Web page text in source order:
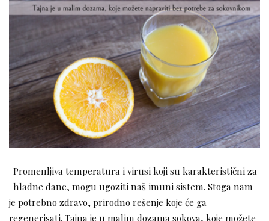
Promenljiva temperatura i virusi koji su karakteristični za
hladne dane, mogu ugoziti naš imuni sistem. Stoga nam
je potrebno zdravo, prirodno rešenje koje će ga
regenerisati. Tajna je u malim dozama sokova, koje možete